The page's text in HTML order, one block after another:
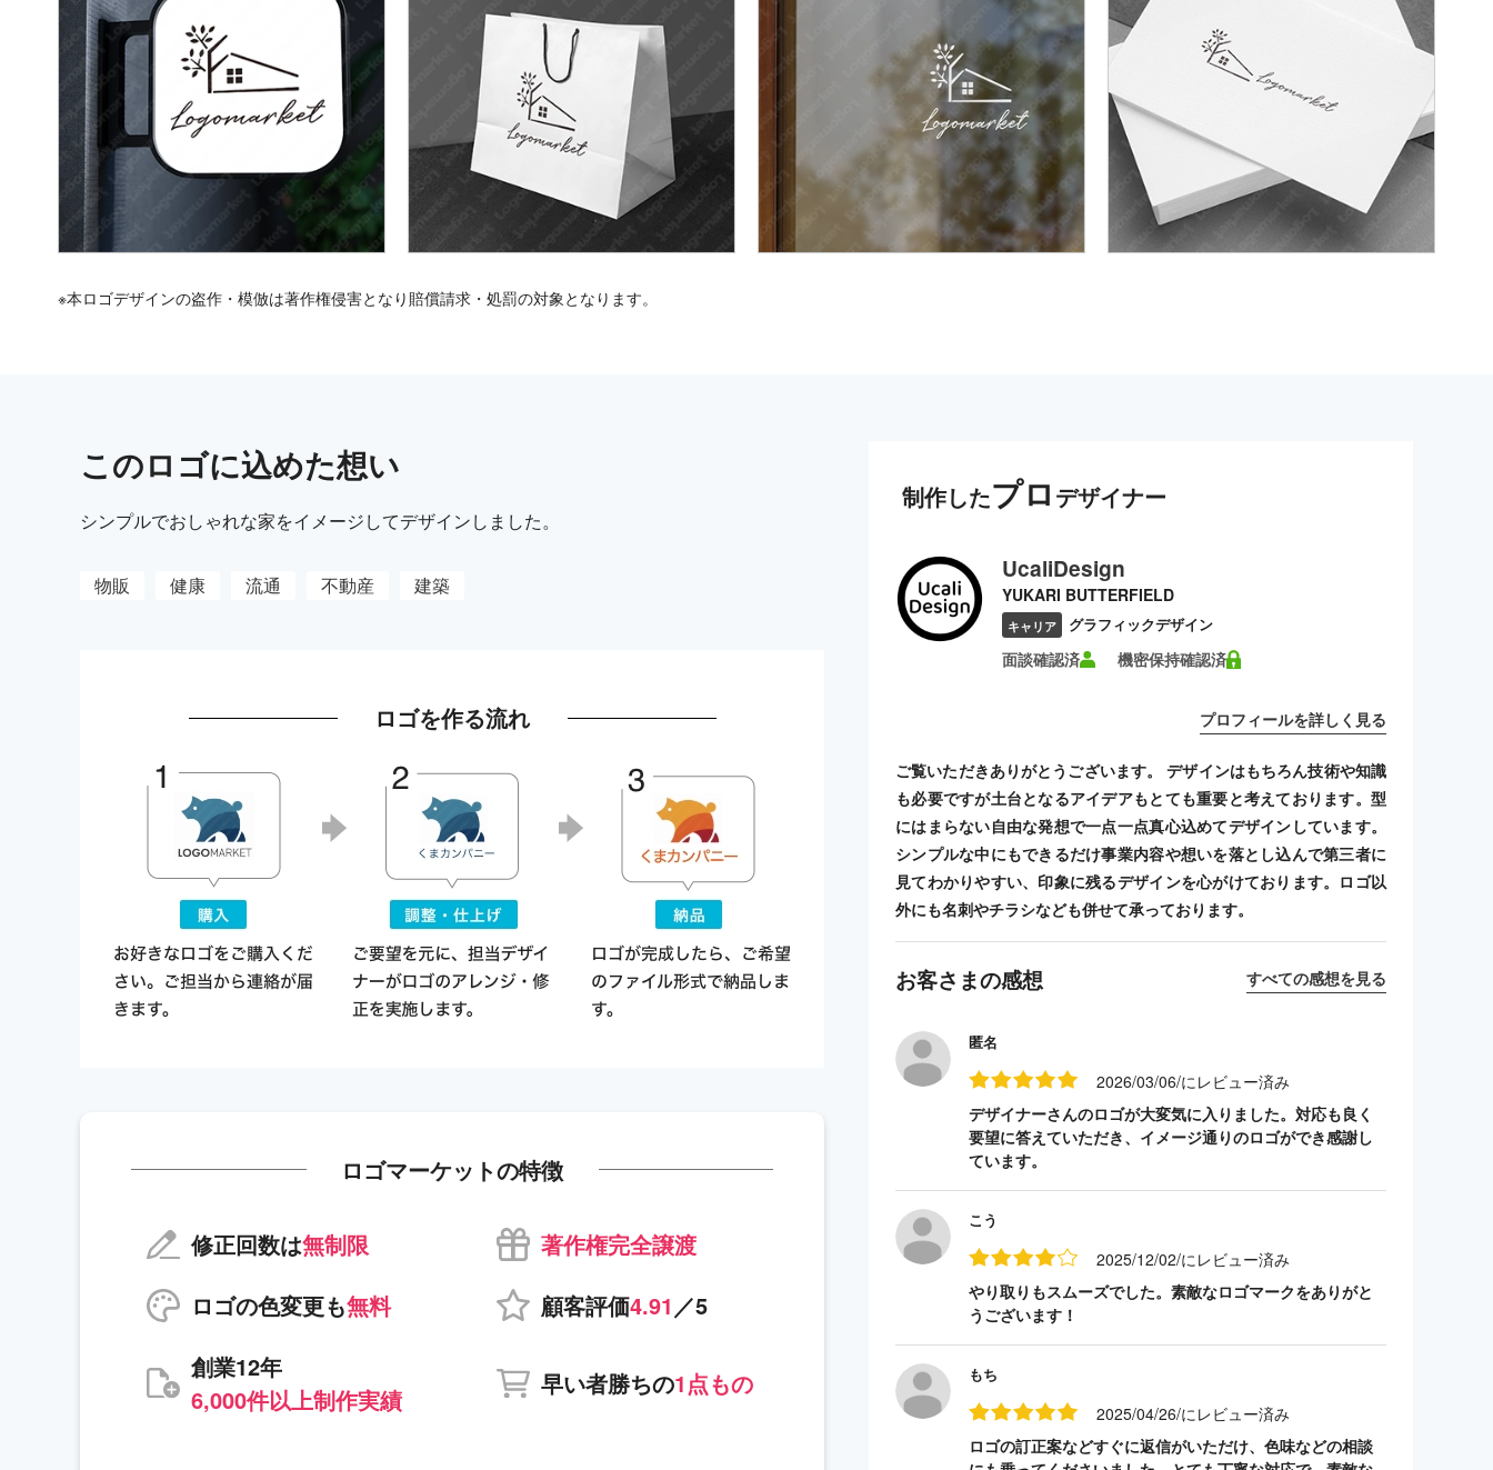
※本ロゴデザインの盗作・模倣は著作権侵害となり賠償請求・処罰の対象となります。
このロゴに込めた想い
シンプルでおしゃれな家をイメージしてデザインしました。
物販 健康 流通 不動産 建築
ロゴを作る流れ
ロゴマーケットの特徴
修正回数は無制限
著作権完全譲渡
ロゴの色変更も無料 顧客評価4.91 ／5
創業12年
6,000件以上制作実績
早い者勝ちの1点もの
制作したプロ デザイナー
UcaliDesign
YUKARI BUTTERFIELD
キャリア グラフィックデザイン
面談確認済 機密保持確認済
プロフィールを詳しく見る
ご覧いただきありがとうございます。 デザインはもちろん技術や知識
も必要ですが土台となるアイデアもとても重要と考えております。型
にはまらない自由な発想で一点一点真心込めてデザインしています。
シンプルな中にもできるだけ事業内容や想いを落とし込んで第三者に
見てわかりやすい、印象に残るデザインを心がけております。ロゴ以
外にも名刺やチラシなども併せて承っております。
お客さまの感想 すべての感想を見る
匿名
2026/03/06/にレビュー済み
デザイナーさんのロゴが大変気に入りました。対応も良く
要望に答えていただき、イメージ通りのロゴができ感謝し
ています。
こう
2025/12/02/にレビュー済み
やり取りもスムーズでした。素敵なロゴマークをありがと
うございます！
もち
2025/04/26/にレビュー済み
ロゴの訂正案などすぐに返信がいただけ、色味などの相談